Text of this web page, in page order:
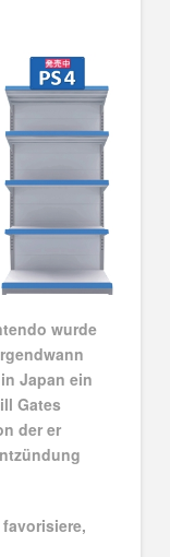
wurde
Japan ein
Gates
der er